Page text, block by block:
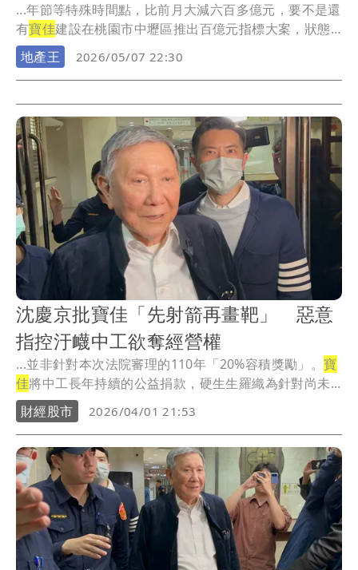
...年節等特殊時間點，比前月大減六百多億元，要不是還
有寶佳建設在桃園市中壢區推出百億元指標大案，狀態
將更...
地產王 2026/05/07 22:30
沈慶京批寶佳「先射箭再畫靶」 惡意
指控汙衊中工欲奪經營權
...並非針對本次法院審理的110年「20%容積獎勵」。寶
佳將中工長年持續的公益捐款，硬生生羅織為針對尚未...
財經股市
2026/04/01 21:53